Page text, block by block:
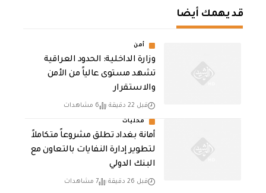
قد يهمك أيضا
أمن
وزارة الداخلية: الحدود العراقية
تشهد مستوى عالياً من الأمن
والاستقرار
قبل 22 دقيقة 6 مشاهدات
محليات
أمانة بغداد تطلق مشروعاً متكاملاً
لتطوير إدارة النفايات بالتعاون مع
البنك الدولي
قبل 26 دقيقة 7 مشاهدات